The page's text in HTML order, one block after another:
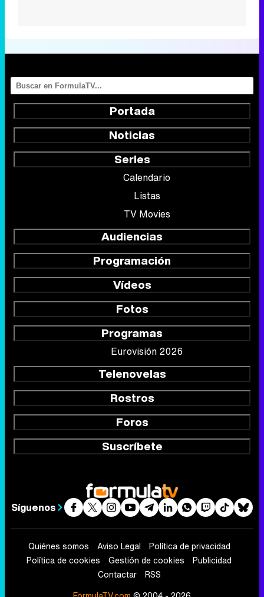
Portada
Noticias
Series
Calendario
Listas
TV Movies
Audiencias
Programación
Vídeos
Fotos
Programas
Eurovisión 2026
Telenovelas
Rostros
Foros
Suscríbete
Síguenos
Quiénes somos Aviso Legal
Política de privacidad
Política de cookies
Gestión de cookies
Publicidad
Contactar
RSS